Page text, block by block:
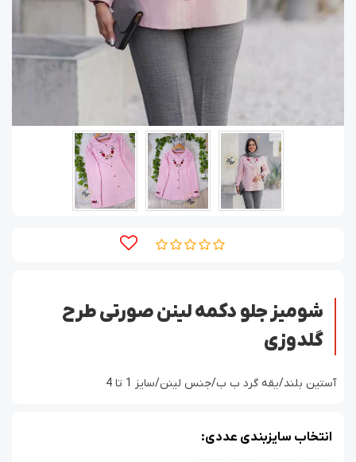
شومیز جلو دکمه لینن صورتی طرح
گلدوزی
آستین بلند/یقه گرد ب ب/جنس لینن/سایز 1 تا 4
انتخاب سایزبندی عددی: